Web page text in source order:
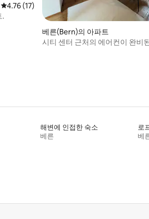
평점 4.76점(5점 만점), 후기 17개
4.76 (17)
.
베른(Bern)의 아파트
시티 센터 근처의 에어컨이 완비
해변에 인접한 숙소
베른
로
베